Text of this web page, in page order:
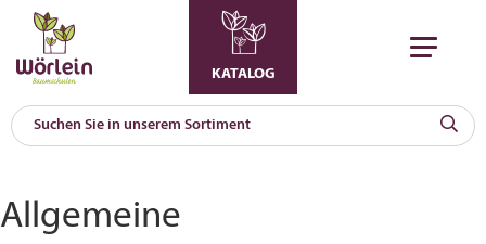
KATALOG
Allgemeine